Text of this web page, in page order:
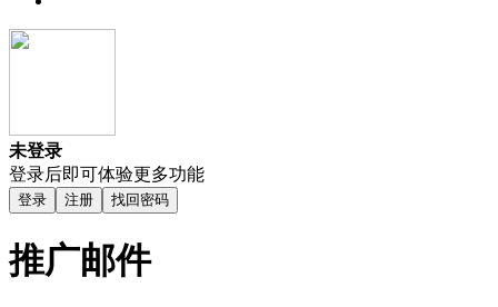
未登录
登录后即可体验更多功能
登录 注册 找回密码
推广邮件